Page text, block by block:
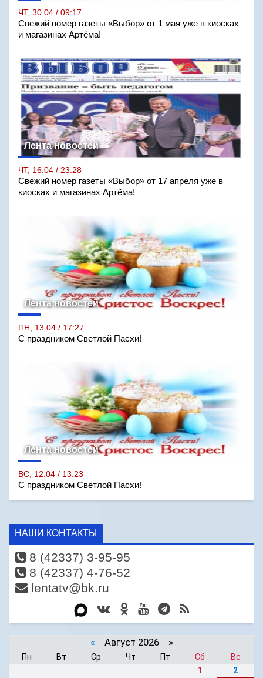
ЧТ, 30.04 / 09:17
Свежий номер газеты «Выбор» от 1 мая уже в киосках
и магазинах Артёма!
Лента новостей
ЧТ, 16.04 / 23:28
Свежий номер газеты «Выбор» от 17 апреля уже в
киосках и магазинах Артёма!
Лента новостей
ПН, 13.04 / 17:27
С праздником Светлой Пасхи!
Лента новостей
ВС, 12.04 / 13:23
С праздником Светлой Пасхи!
НАШИ КОНТАКТЫ
8 (42337) 3-95-95
8 (42337) 4-76-52
lentatv@bk.ru
« Август 2026 »
Пн Вт Ср Чт Пт Сб
Вс
1
2